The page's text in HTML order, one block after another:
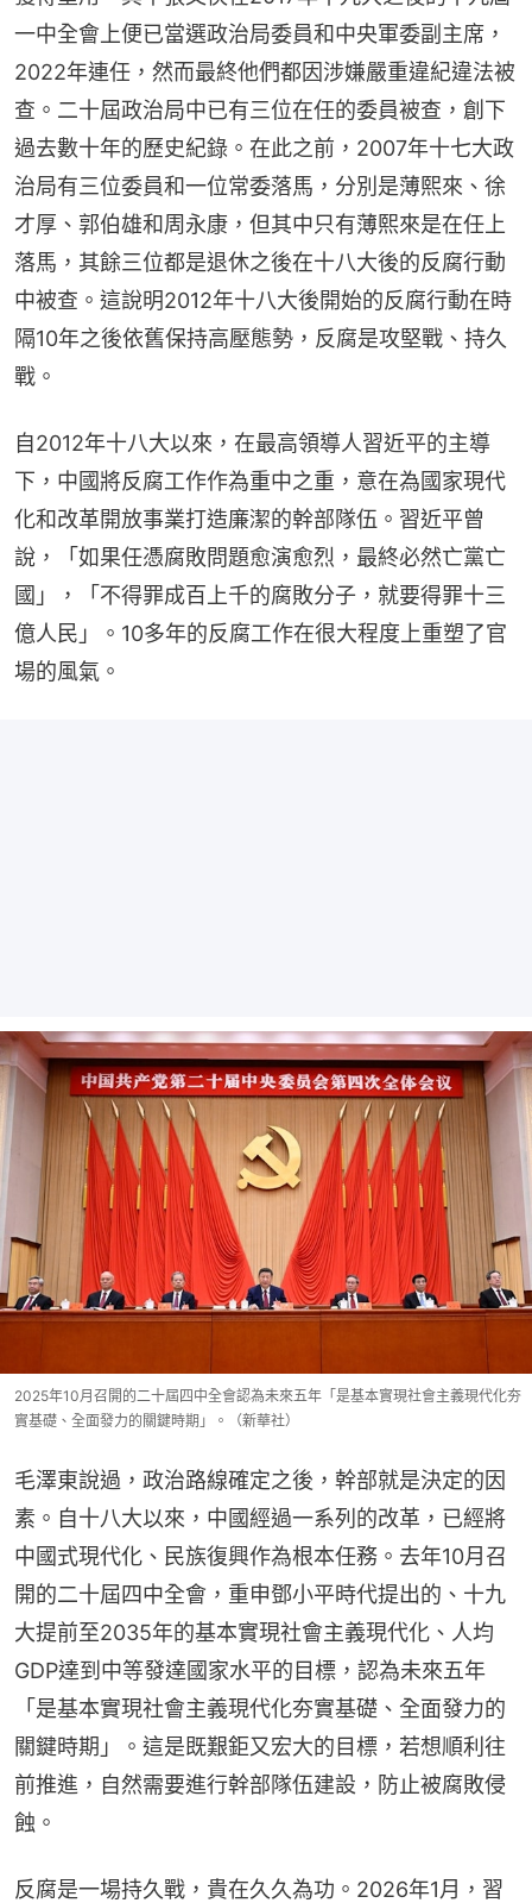
一中全會上便已當選政治局委員和中央軍委副主席，
2022年連任，然而最終他們都因涉嫌嚴重違紀違法被
查。二十屆政治局中已有三位在任的委員被查，創下
過去數十年的歷史紀錄。在此之前，2007年十七大政
治局有三位委員和一位常委落馬，分別是薄熙來、徐
才厚、郭伯雄和周永康，但其中只有薄熙來是在任上
落馬，其餘三位都是退休之後在十八大後的反腐行動
中被查。這說明2012年十八大後開始的反腐行動在時
隔10年之後依舊保持高壓態勢，反腐是攻堅戰、持久
戰。
自2012年十八大以來，在最高領導人習近平的主導
下，中國將反腐工作作為重中之重，意在為國家現代
化和改革開放事業打造廉潔的幹部隊伍。習近平曾
說，「如果任憑腐敗問題愈演愈烈，最終必然亡黨亡
國」，「不得罪成百上千的腐敗分子，就要得罪十三
億人民」。10多年的反腐工作在很大程度上重塑了官
場的風氣。
2025年10月召開的二十屆四中全會認為未來五年「是基本實現社會主義現代化夯
實基礎、全面發力的關鍵時期」。（新華社）
毛澤東說過，政治路線確定之後，幹部就是決定的因
素。自十八大以來，中國經過一系列的改革，已經將
中國式現代化、民族復興作為根本任務。去年10月召
開的二十屆四中全會，重申鄧小平時代提出的、十九
大提前至2035年的基本實現社會主義現代化、人均
GDP達到中等發達國家水平的目標，認為未來五年
「是基本實現社會主義現代化夯實基礎、全面發力的
關鍵時期」。這是既艱鉅又宏大的目標，若想順利往
前推進，自然需要進行幹部隊伍建設，防止被腐敗侵
蝕。
反腐是一場持久戰，貴在久久為功。2026年1月，習